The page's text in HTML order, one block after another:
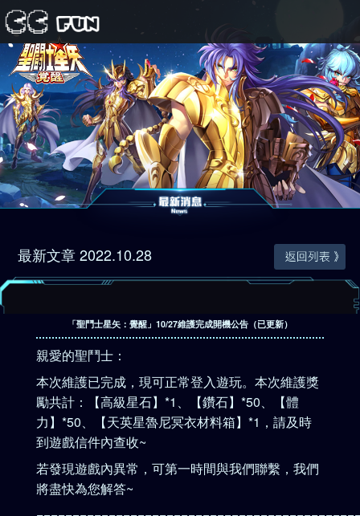
首頁
遊戲公告
角色介紹
影片專區
官網儲值
粉絲專頁
最新文章 2022.10.28
「聖鬥士星矢：覺醒」10/27維護完成開機公告（已更新）
親愛的聖鬥士：
本次維護已完成，現可正常登入遊玩。本次維護獎
勵共計：【高級星石】*1、【鑽石】*50、【體
力】*50、【天英星魯尼冥衣材料箱】*1，請及時
到遊戲信件內查收~
若發現遊戲內異常，可第一時間與我們聯繫，我們
將盡快為您解答~